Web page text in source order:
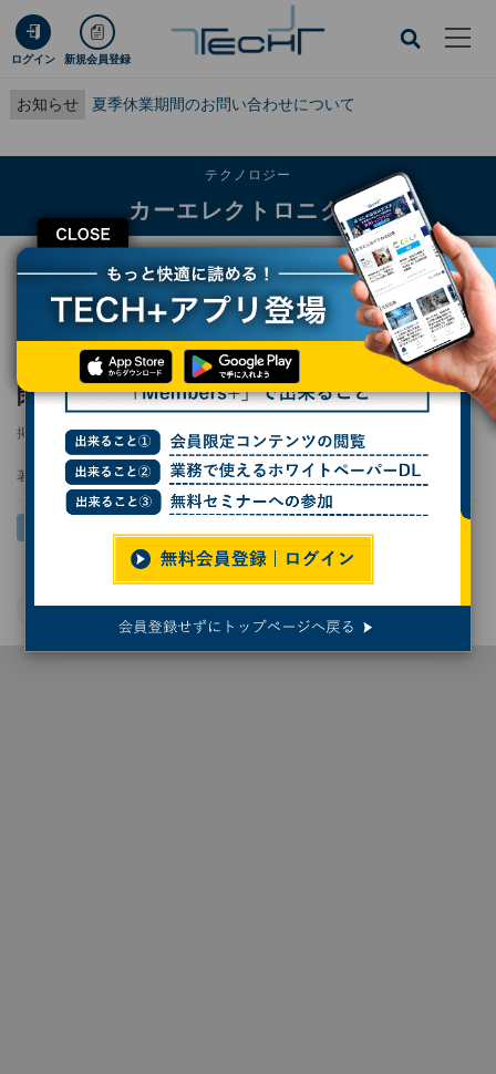
ログイン 新規会員登録
お知らせ 夏季休業期間のお問い合わせについて
CLOSE
テクノロジー
カーエレクトロニクス
TECH+ テクノロジー
カーエレクトロニクス
大規模な再編進めるインテル、自動車事業を閉鎖へ
大規模な再編進めるインテル、自動車事業を
閉鎖へ
掲載日 2025/06/26 19:53
著者： 末岡洋子
Intel 車載半導体 自動車